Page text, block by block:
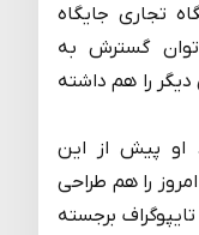
تجاری جایگاه
گسترش به
را هم داشته
او پیش از این
را هم طراحی
برجسته